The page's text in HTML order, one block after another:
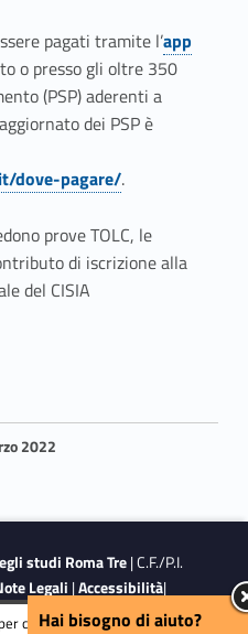
pagati tramite l’app
o presso gli oltre 350
(PSP) aderenti a
dei PSP è
dove-pagare/.
prove TOLC, le
di iscrizione alla
del CISIA
2022
studi Roma Tre| C.F./P.I.
Legali |Accessibilità|
Hai bisogno di aiuto?
consentire la corretta navigazione.